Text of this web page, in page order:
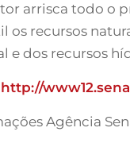
arrisca todo o
recursos
e dos recursos
http://
Agência